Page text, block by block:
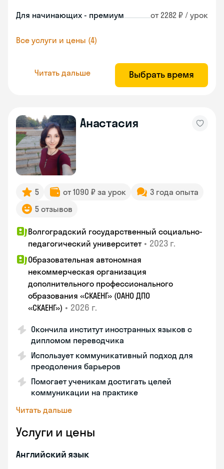
Для начинающих - премиум от 2282 ₽ / урок
Все услуги и цены (4)
Читать дальше Выбрать время
Анастасия
5 от 1090 ₽ за урок
3 года опыта
5 отзывов
Волгоградский государственный социально-
педагогический университет • 2023 г.
Образовательная автономная
некоммерческая организация
дополнительного профессионального
образования «СКАЕНГ» (ОАНО ДПО
«СКАЕНГ») • 2026 г.
Окончила институт иностранных языков с
дипломом переводчика
Использует коммуникативный подход для
преодоления барьеров
Помогает ученикам достигать целей
коммуникации на практике
Читать дальше
Услуги и цены
Английский язык